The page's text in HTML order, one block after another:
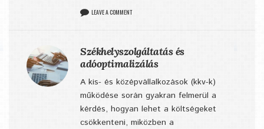
LEAVE A COMMENT
Székhelyszolgáltatás és
adóoptimalizálás
A kis- és középvállalkozások (kkv-k)
működése során gyakran felmerül a
kérdés, hogyan lehet a költségeket
csökkenteni, miközben a